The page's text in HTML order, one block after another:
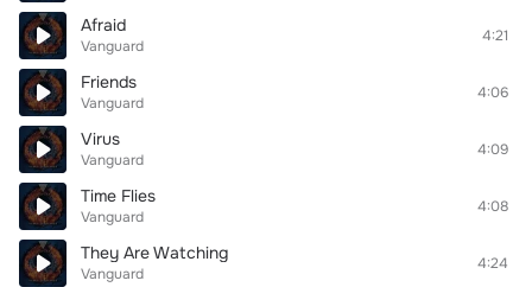
Afraid
Vanguard
4:21
Friends
Vanguard
4:06
Virus
Vanguard
4:09
Time Flies
Vanguard
4:08
They Are Watching
Vanguard
4:24